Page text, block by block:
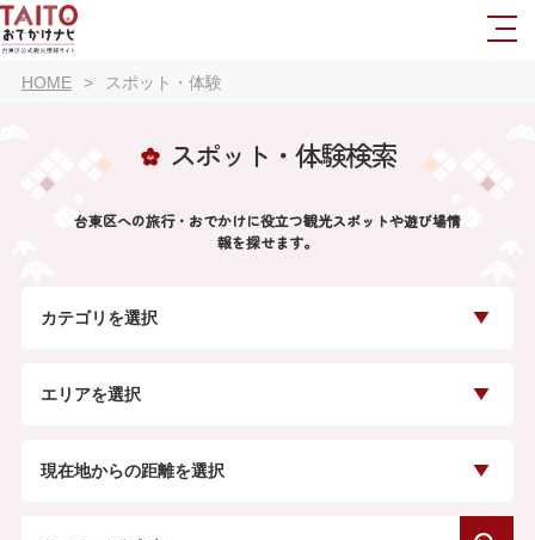
HOME スポット・体験
スポット・体験検索
台東区への旅行・おでかけに役立つ観光スポットや遊び場情
報を探せます。
カテゴリを選択
エリアを選択
現在地からの距離を選択